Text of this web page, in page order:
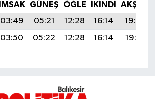
İMSAK GÜNEŞ ÖĞLE İKINDI
AKŞAM
03:49 05:21 12:28 16:14
19:24
03:50 05:22 12:28 16:14 19:23